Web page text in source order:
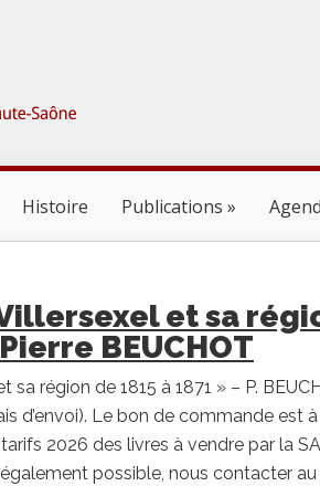
Histoire Publications
et sa
BEUCHOT
sa région de 1815 à 1871 » – P.
d’envoi). Le bon de commande est
2026 des livres à vendre par la
possible, nous contacter